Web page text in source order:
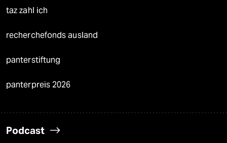
taz zahl ich
recherchefonds ausland
panterstiftung
panterpreis 2026
Podcast